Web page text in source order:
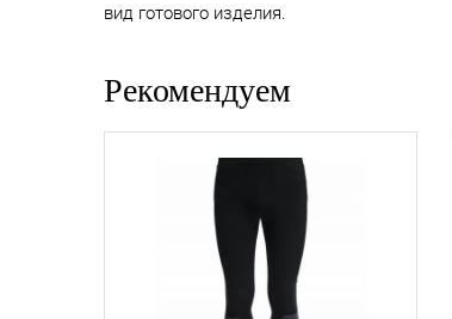
вид готового изделия.
Рекомендуем